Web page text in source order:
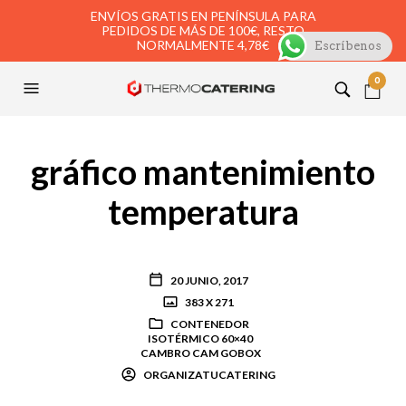
ENVÍOS GRATIS EN PENÍNSULA PARA
PEDIDOS DE MÁS DE 100€, RESTO
NORMALMENTE 4,78€
0
gráfico mantenimiento
temperatura
20 JUNIO, 2017
383 X 271
CONTENEDOR
ISOTÉRMICO 60×40
CAMBRO CAM GOBOX
ORGANIZATUCATERING
Escríbenos